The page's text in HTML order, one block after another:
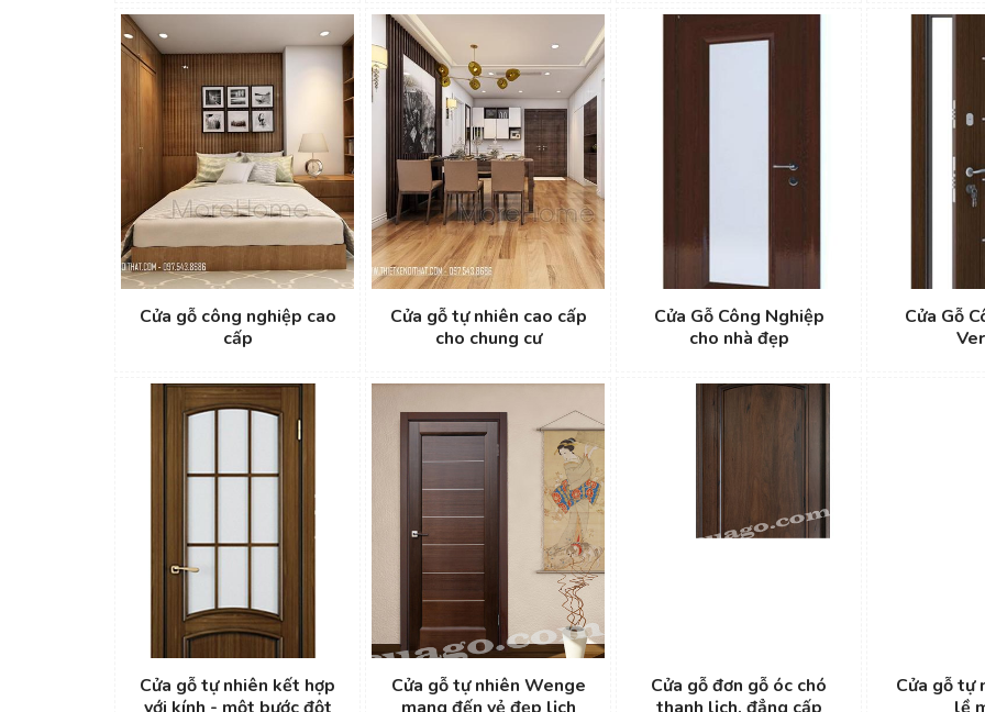
Cửa gỗ công nghiệp cao
cấp
Cửa gỗ tự nhiên cao cấp
cho chung cư
Cửa Gỗ Công Nghiệp
cho nhà đẹp
Cửa Gỗ
Cửa gỗ tự nhiên kết hợp
Cửa gỗ tự nhiên Wenge
Cửa gỗ đơn gỗ óc chó
Cửa gỗ tự